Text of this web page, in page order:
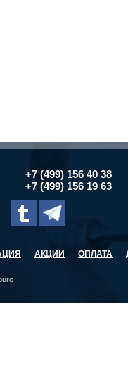
+7 (499) 156 40 38
+7 (499) 156 19 63
АКЦИИ ОПЛАТА